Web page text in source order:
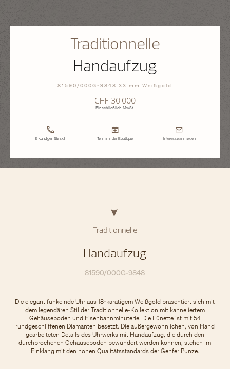
Traditionnelle
Handaufzug
81590/000G-9848 33 mm Weißgold
CHF 30’000
Einschließlich MwSt.
Erkundigen Sie sich Termin in der Boutique Interesse anmelden
Traditionnelle
Handaufzug
81590/000G-9848
Die elegant funkelnde Uhr aus 18-karätigem Weißgold präsentiert sich mit
dem legendären Stil der Traditionnelle-Kollektion mit kanneliertem
Gehäuseboden und Eisenbahnminuterie. Die Lünette ist mit 54
rundgeschliffenen Diamanten besetzt. Die außergewöhnlichen, von Hand
gearbeiteten Details des Uhrwerks mit Handaufzug, die durch den
durchbrochenen Gehäuseboden bewundert werden können, stehen im
Einklang mit den hohen Qualitätsstandards der Genfer Punze.